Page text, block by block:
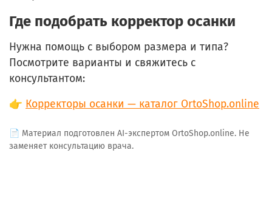
Где подобрать корректор осанки
Нужна помощь с выбором размера и типа?
Посмотрите варианты и свяжитесь с
консультантом:
👉 Корректоры осанки — каталог OrtoShop.online
📄 Материал подготовлен AI-экспертом OrtoShop.online. Не
заменяет консультацию врача.